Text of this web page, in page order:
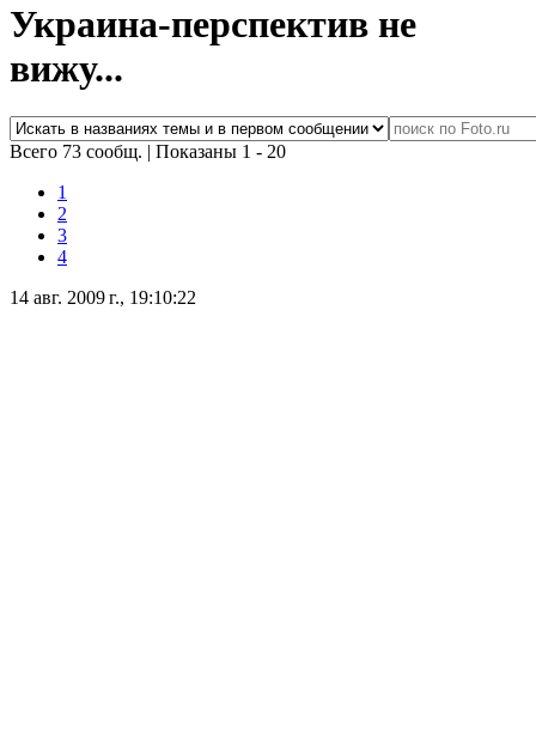
Украина-перспектив не
вижу...
Всего 73 сообщ. | Показаны 1 - 20
1
2
3
4
14 авг. 2009 г., 19:10:22